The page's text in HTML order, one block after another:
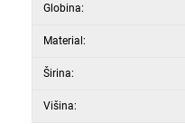
Globina:
Material:
Širina:
Višina: